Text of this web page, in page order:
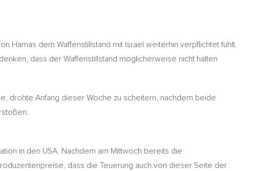
Hamas dem Waffenstillstand mit Israel weiterhin verpflichtet fühlt.
dass der Waffenstillstand möglicherweise nicht halten
drohte Anfang dieser Woche zu scheitern, nachdem beide
in den USA. Nachdem am Mittwoch bereits die
dass die Teuerung auch von dieser Seite der